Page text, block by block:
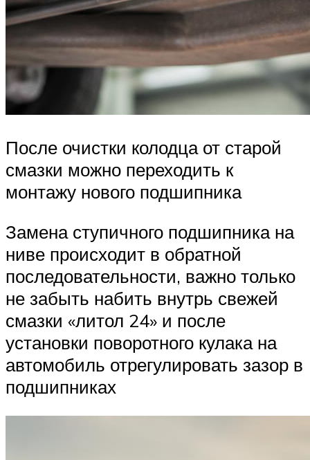
После очистки колодца от старой
смазки можно переходить к
монтажу нового подшипника
Замена ступичного подшипника на
ниве происходит в обратной
последовательности, важно только
не забыть набить внутрь свежей
смазки «литол 24» и после
установки поворотного кулака на
автомобиль отрегулировать зазор в
подшипниках